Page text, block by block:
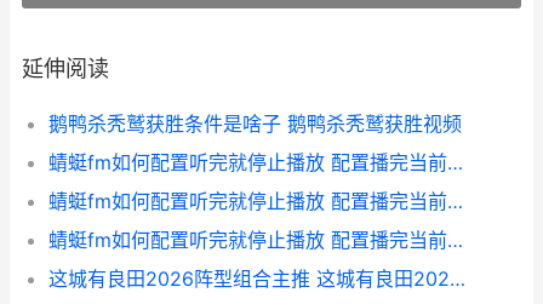
延伸阅读
鹅鸭杀秃鹫获胜条件是啥子 鹅鸭杀秃鹫获胜视频
蜻蜓fm如何配置听完就停止播放 配置播完当前节目关闭方式 蜻蜓fm如何添加背景音乐
蜻蜓fm如何配置听完就停止播放 配置播完当前节目关闭方式 蜻蜓fm怎么改声音
蜻蜓fm如何配置听完就停止播放 配置播完当前节目关闭方式 蜻蜓fm怎么调频
这城有良田2026阵型组合主推 这城有良田2026最强阵容